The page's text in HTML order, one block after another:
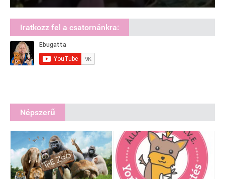
Iratkozz fel a csatornánkra:
Népszerű